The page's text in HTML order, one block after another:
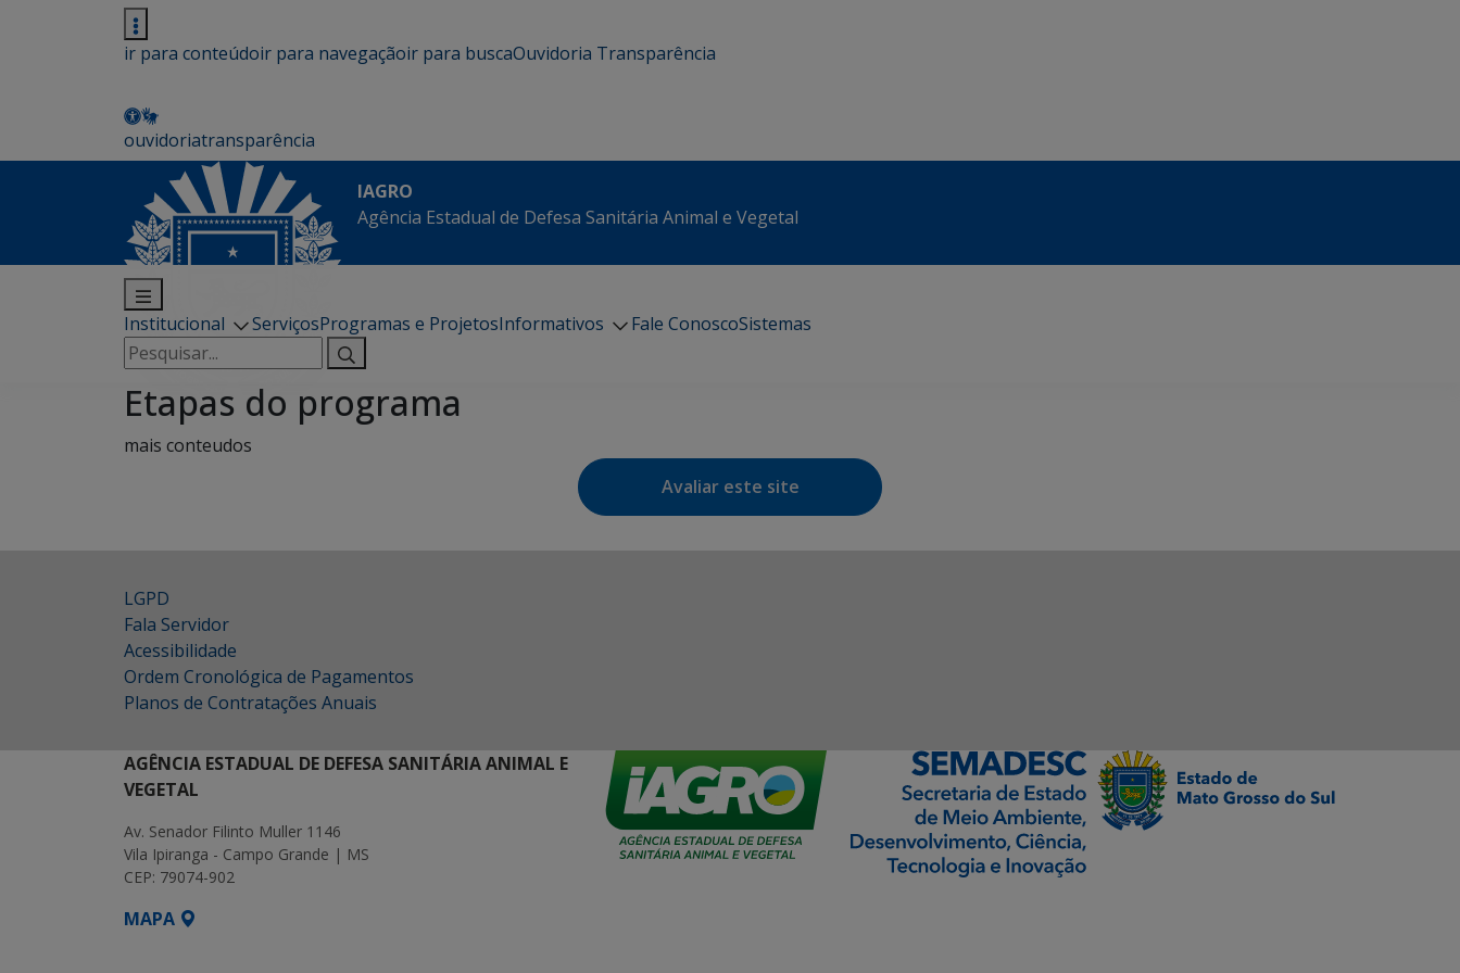
ir para conteúdoir para navegaçãoir para buscaOuvidoria Transparência
ouvidoriatransparência
IAGRO
Agência Estadual de Defesa Sanitária Animal e Vegetal
Institucional ServiçosProgramas e ProjetosInformativos Fale ConoscoSistemas
Pesquisar
por:
Etapas do programa
mais conteudos
Avaliar este site
LGPD
Fala Servidor
Acessibilidade
Ordem Cronológica de Pagamentos
Planos de Contratações Anuais
AGÊNCIA ESTADUAL DE DEFESA SANITÁRIA ANIMAL E
VEGETAL
Av. Senador Filinto Muller 1146
Vila Ipiranga - Campo Grande | MS
CEP: 79074-902
MAPA